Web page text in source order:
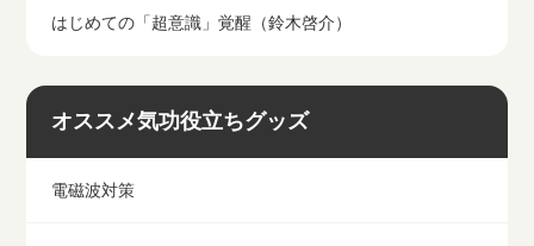
はじめての「超意識」覚醒（鈴木啓介）
オススメ気功役立ちグッズ
電磁波対策